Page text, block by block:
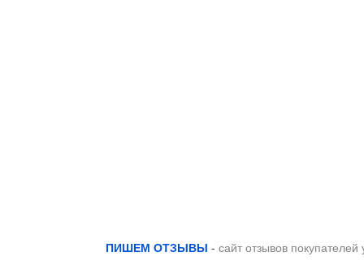
ПИШЕМ ОТЗЫВЫ - сайт отзывов покупателей